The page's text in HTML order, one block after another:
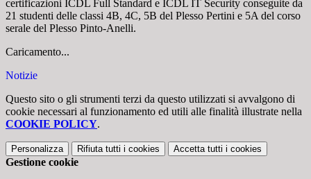
certificazioni ICDL Full Standard e ICDL IT Security conseguite da
21 studenti delle classi 4B, 4C, 5B del Plesso Pertini e 5A del corso
serale del Plesso Pinto-Anelli.
Caricamento...
Notizie
Questo sito o gli strumenti terzi da questo utilizzati si avvalgono di
cookie necessari al funzionamento ed utili alle finalità illustrate nella
COOKIE POLICY.
Personalizza Rifiuta tutti i cookies Accetta tutti i cookies
Gestione cookie